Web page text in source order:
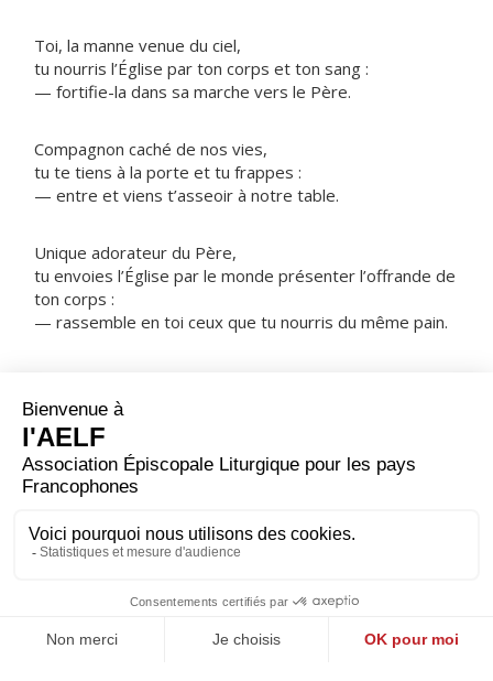
Toi, la manne venue du ciel,
tu nourris l’Église par ton corps et ton sang :
— fortifie-la dans sa marche vers le Père.
Compagnon caché de nos vies,
tu te tiens à la porte et tu frappes :
— entre et viens t’asseoir à notre table.
Unique adorateur du Père,
tu envoies l’Église par le monde présenter l’offrande de
ton corps :
— rassemble en toi ceux que tu nourris du même pain.
ORAISON
Seigneur Jésus Christ, dans cet admirable sacrement, tu
nous as laissé le mémorial de ta passion ; donne-nous
de vénérer d’un si grand amour les mystères de ton
corps et de ton sang, que nous puissions recueillir sans
NOTRE PÈRE